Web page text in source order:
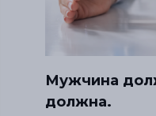
Мужчина
должна.